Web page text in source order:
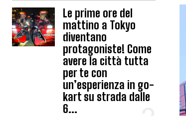
Le prime ore del
mattino a Tokyo
diventano
protagoniste! Come
avere la città tutta
per te con
un’esperienza in go-
kart su strada dalle
6...